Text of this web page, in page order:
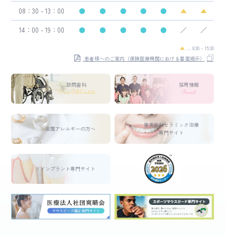
08：30 - 13：00
● ● ● ● ● ▲
▲
14：00 - 19：00
● ● ● ● ● ／ ／
▲… 8:30 - 15:30
患者様へのご案内（保険医療機関における書面掲示）
訪問歯科
House Call Dentists
採用情報
Recruit
金属アレルギーの方へ
審美歯科セラミック治療
専門サイト
インプラント専門サイト